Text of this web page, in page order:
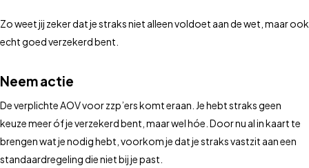
Zo weet jij zeker dat je straks niet alleen voldoet aan de wet, maar ook
echt goed verzekerd bent.
Neem actie
De verplichte AOV voor zzp’ers komt eraan. Je hebt straks geen
keuze meer óf je verzekerd bent, maar wel hóe. Door nu al in kaart te
brengen wat je nodig hebt, voorkom je dat je straks vastzit aan een
standaardregeling die niet bij je past.